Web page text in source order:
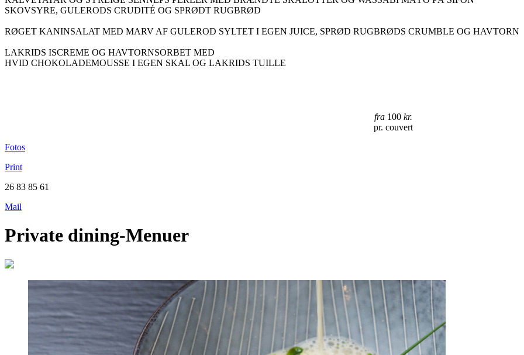
SKOVSYRE, GULERODS CRUDITÉ OG SPRØDT RUGBRØD
RØGET KANINSALAT MED MARV AF GULEROD SYLTET I EGEN JUICE, SPRØD RUGBRØDS CRUMBLE OG HAVTORN
LAKRIDS ISCREME OG HAVTORNSORBET MED
HVID CHOKOLADEMOUSSE I EGEN SKAL OG LAKRIDS TUILLE
fra100kr.
pr. couvert
Fotos
Print
26 83 85 61
Mail
Private dining-Menuer